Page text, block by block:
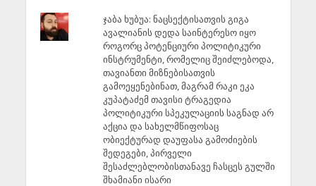
ჯაბა ხუბუა: ნაცსექტისათვის გიგა
ავალიანის დედა საინტერესო იყო
როგორც პოტენციური პოლიტიკური
ინსტრუმენტი, რომელიც შეიძლებოდა,
თავიანთი მიზნებისათვის
გამოეყენებინათ, მაგრამ რაკი ეკა
კუპატაძემ თავისი ტრაგედია
პოლიტიკური სპეკულაციის საგნად არ
აქცია და სახელმწიფოსაც
ობიექტურად დაუფასა გამოძიების
შედეგები, პირველი
შესაძლებლობისთანავე ჩასცეს გულში
შხამიანი ისარი